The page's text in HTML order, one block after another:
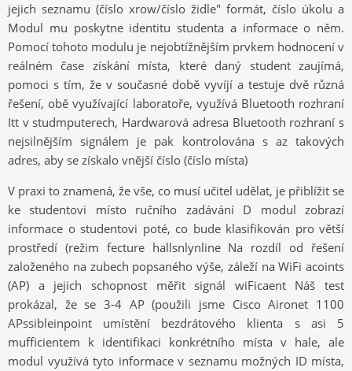
jejich seznamu (číslo xrow/číslo židle" formát, číslo úkolu a
Modul mu poskytne identitu studenta a informace o něm.
Pomocí tohoto modulu je nejobtížnějším prvkem hodnocení v
reálném čase získání místa, které daný student zaujímá,
pomoci s tím, že v současné době vyvíjí a testuje dvě různá
řešení, obě využívající laboratoře, využívá Bluetooth rozhraní
Itt v studmputerech, Hardwarová adresa Bluetooth rozhraní s
nejsilnějším signálem je pak kontrolována s az takových
adres, aby se získalo vnější číslo (číslo místa)
V praxi to znamená, že vše, co musí učitel udělat, je přiblížit se
ke studentovi místo ručního zadávání D modul zobrazí
informace o studentovi poté, co bude klasifikován pro větší
prostředí (režim fecture hallsnlynline Na rozdíl od řešení
založeného na zubech popsaného výše, záleží na WiFi acoints
(AP) a jejich schopnost měřit signál wiFicaent Náš test
prokázal, že se 3-4 AP (použili jsme Cisco Aironet 1100
APssibleinpoint umístění bezdrátového klienta s asi 5
mufficientem k identifikaci konkrétního místa v hale, ale
modul využívá tyto informace v seznamu možných ID místa,